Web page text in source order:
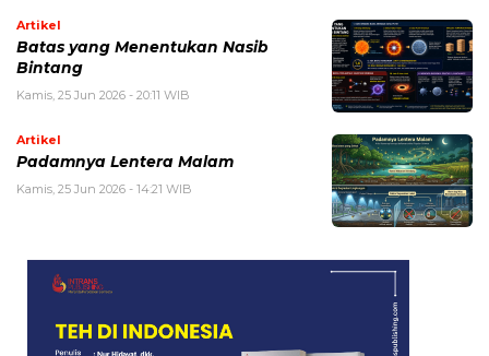
Artikel
Batas yang Menentukan Nasib
Bintang
Kamis, 25 Jun 2026 - 20:11 WIB
Artikel
Padamnya Lentera Malam
Kamis, 25 Jun 2026 - 14:21 WIB